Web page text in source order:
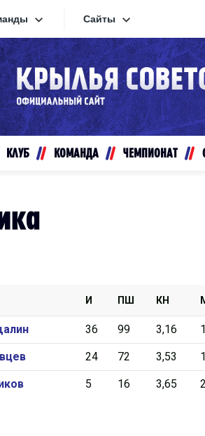
«Запад»
Золотой
Академия Михайлова
Локо
Серебряный
АКМ-Юниор
Дивизион
Авто
Сайты
Сайты
Видеотрансляции
Хайлайты
КЛУБ КОМАНДА ЧЕМПИОНАТ
И ПШ КН
36 99 3,16
24 72 3,53
5 16 3,65